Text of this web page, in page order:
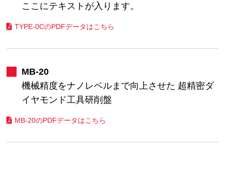
ここにテキストが入ります。
TYPE-0CのPDFデータはこちら
MB-20
機械精度をナノレベルまで向上させた 超精密ダ
イヤモンド工具研削盤
MB-20のPDFデータはこちら